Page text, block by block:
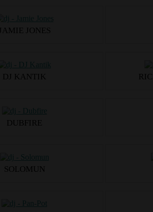
JAMIE JONES
DJ KANTIK
DUBFIRE
SOLOMUN